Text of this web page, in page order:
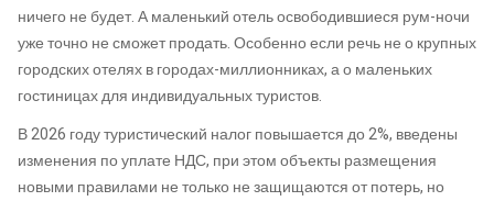
ничего не будет. А маленький отель освободившиеся рум-ночи
уже точно не сможет продать. Особенно если речь не о крупных
городских отелях в городах-миллионниках, а о маленьких
гостиницах для индивидуальных туристов.
В 2026 году туристический налог повышается до 2%, введены
изменения по уплате НДС, при этом объекты размещения
новыми правилами не только не защищаются от потерь, но